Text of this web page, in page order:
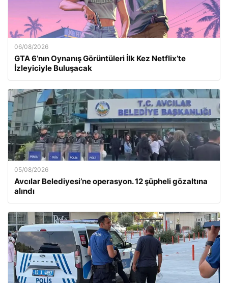
06/08/2026
GTA 6’nın Oynanış Görüntüleri İlk Kez Netflix’te
İzleyiciyle Buluşacak
05/08/2026
Avcılar Belediyesi’ne operasyon. 12 şüpheli gözaltına
alındı